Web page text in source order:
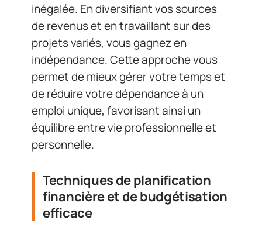
inégalée. En diversifiant vos sources
de revenus et en travaillant sur des
projets variés, vous gagnez en
indépendance. Cette approche vous
permet de mieux gérer votre temps et
de réduire votre dépendance à un
emploi unique, favorisant ainsi un
équilibre entre vie professionnelle et
personnelle.
Techniques de planification
financière et de budgétisation
efficace